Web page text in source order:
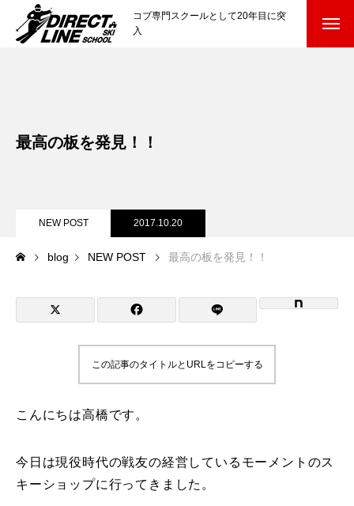
コブ専門スクールとして20年目に突
入
参加までの流れ
参加費のお支払い
各会場の集合場所
スキー場から選ぶ Ski Area
鷲ヶ岳＆高鷲スノーパーク
宮城山形
岩手高原
最高の板を発見！！
NEW POST 2017.10.20
blog NEW POST 最高の板を発見！！
この記事のタイトルとURLをコピーする
こんにちは高橋です。
今日は現役時代の戦友の経営しているモーメントのス
キーショップに行ってきました。